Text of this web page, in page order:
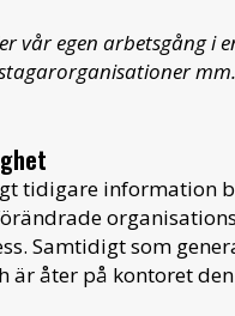
vår egen arbetsgång i
tidigare information
Samtidigt som
är åter på kontoret